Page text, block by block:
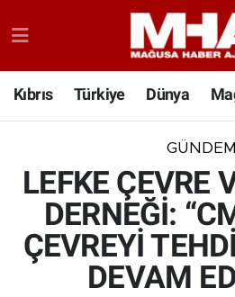
Kıbrıs Türkiye Dünya
GÜNDEM
LEFKE ÇEVRE
DERNEĞİ:
ÇEVREYİ
DEVAM